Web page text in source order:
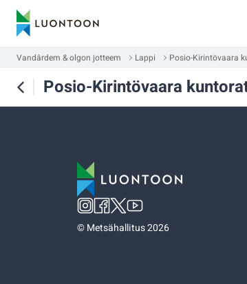
Vandârdem & olgon jotteem Lappi Posio-Kirintövaara
Posio-Kirintövaara
©Metsähallitus 2026